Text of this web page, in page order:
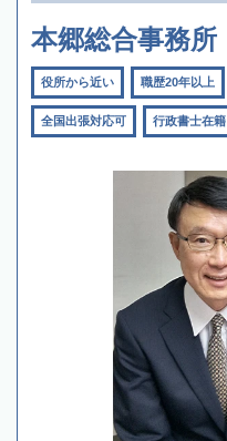
本郷総合事務所
役所から近い 職歴20年以上
全国出張対応可 行政書士在籍